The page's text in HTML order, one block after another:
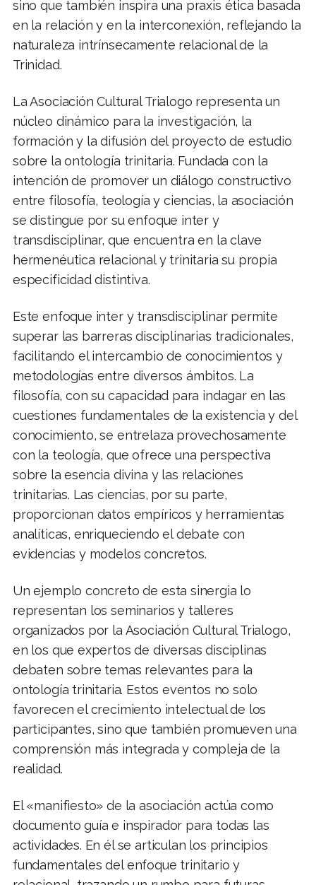
sino que también inspira una praxis ética basada
en la relación y en la interconexión, reflejando la
naturaleza intrínsecamente relacional de la
Trinidad.
La Asociación Cultural Trialogo representa un
núcleo dinámico para la investigación, la
formación y la difusión del proyecto de estudio
sobre la ontología trinitaria. Fundada con la
intención de promover un diálogo constructivo
entre filosofía, teología y ciencias, la asociación
se distingue por su enfoque inter y
transdisciplinar, que encuentra en la clave
hermenéutica relacional y trinitaria su propia
especificidad distintiva.
Este enfoque inter y transdisciplinar permite
superar las barreras disciplinarias tradicionales,
facilitando el intercambio de conocimientos y
metodologías entre diversos ámbitos. La
filosofía, con su capacidad para indagar en las
cuestiones fundamentales de la existencia y del
conocimiento, se entrelaza provechosamente
con la teología, que ofrece una perspectiva
sobre la esencia divina y las relaciones
trinitarias. Las ciencias, por su parte,
proporcionan datos empíricos y herramientas
analíticas, enriqueciendo el debate con
evidencias y modelos concretos.
Un ejemplo concreto de esta sinergia lo
representan los seminarios y talleres
organizados por la Asociación Cultural Trialogo,
en los que expertos de diversas disciplinas
debaten sobre temas relevantes para la
ontología trinitaria. Estos eventos no solo
favorecen el crecimiento intelectual de los
participantes, sino que también promueven una
comprensión más integrada y compleja de la
realidad.
El «manifiesto» de la asociación actúa como
documento guía e inspirador para todas las
actividades. En él se articulan los principios
fundamentales del enfoque trinitario y